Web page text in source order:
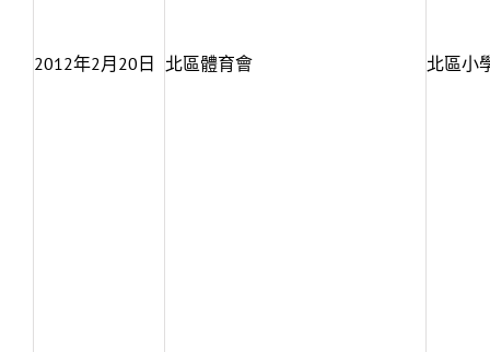
2012年2月20日 北區體育會 北區小